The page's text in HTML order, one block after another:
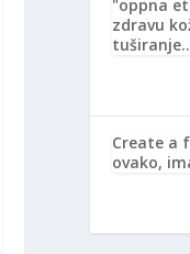
"oppna
zdravu
Create a
ovako,